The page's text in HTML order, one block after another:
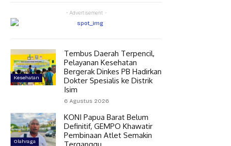
- Advertisement -
Kesehatan
Tembus Daerah Terpencil,
Pelayanan Kesehatan
Bergerak Dinkes PB Hadirkan
Dokter Spesialis ke Distrik
Isim
6 Agustus 2026
Olahraga
KONI Papua Barat Belum
Definitif, GEMPO Khawatir
Pembinaan Atlet Semakin
Terganggu